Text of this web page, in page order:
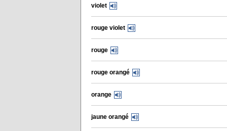
violet
rouge violet
rouge
rouge orangé
orange
jaune orangé